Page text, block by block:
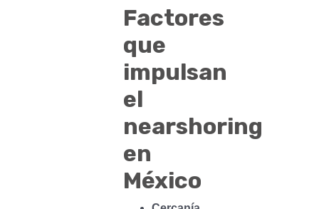
Factores
que
impulsan
el
nearshoring
en
México